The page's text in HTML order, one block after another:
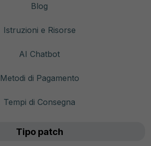
Blog
Istruzioni e Risorse
AI Chatbot
Metodi di Pagamento
Tempi di Consegna
Tipo patch